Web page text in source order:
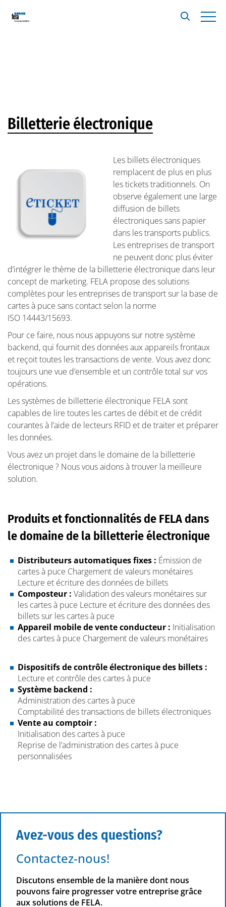
Billetterie électronique
Les billets électroniques
remplacent de plus en plus
les tickets traditionnels. On
observe également une large
diffusion de billets
électroniques sans papier
dans les transports publics.
Les entreprises de transport
ne peuvent donc plus éviter
d’intégrer le thème de la billetterie électronique dans leur
concept de marketing. FELA propose des solutions
complètes pour les entreprises de transport sur la base de
cartes à puce sans contact selon la norme
ISO 14443/15693.
Pour ce faire, nous nous appuyons sur notre système
backend, qui fournit des données aux appareils frontaux
et reçoit toutes les transactions de vente. Vous avez donc
toujours une vue d’ensemble et un contrôle total sur vos
opérations.
Les systèmes de billetterie électronique FELA sont
capables de lire toutes les cartes de débit et de crédit
courantes à l’aide de lecteurs RFID et de traiter et préparer
les données.
Vous avez un projet dans le domaine de la billetterie
électronique ? Nous vous aidons à trouver la meilleure
solution.
Produits et fonctionnalités de FELA dans
le domaine de la billetterie électronique
Distributeurs automatiques fixes : Émission de
cartes à puce Chargement de valeurs monétaires
Lecture et écriture des données de billets
Composteur : Validation des valeurs monétaires sur
les cartes à puce Lecture et écriture des données des
billets sur les cartes à puce
Appareil mobile de vente conducteur : Initialisation
des cartes à puce Chargement de valeurs monétaires
Dispositifs de contrôle électronique des billets :
Lecture et contrôle des cartes à puce
Système backend :
Administration des cartes à puce
Comptabilité des transactions de billets électroniques
Vente au comptoir :
Initialisation des cartes à puce
Reprise de l’administration des cartes à puce
personnalisées
Avez-vous des questions?
Contactez-nous!
Discutons ensemble de la manière dont nous
pouvons faire progresser votre entreprise grâce
aux solutions de FELA.